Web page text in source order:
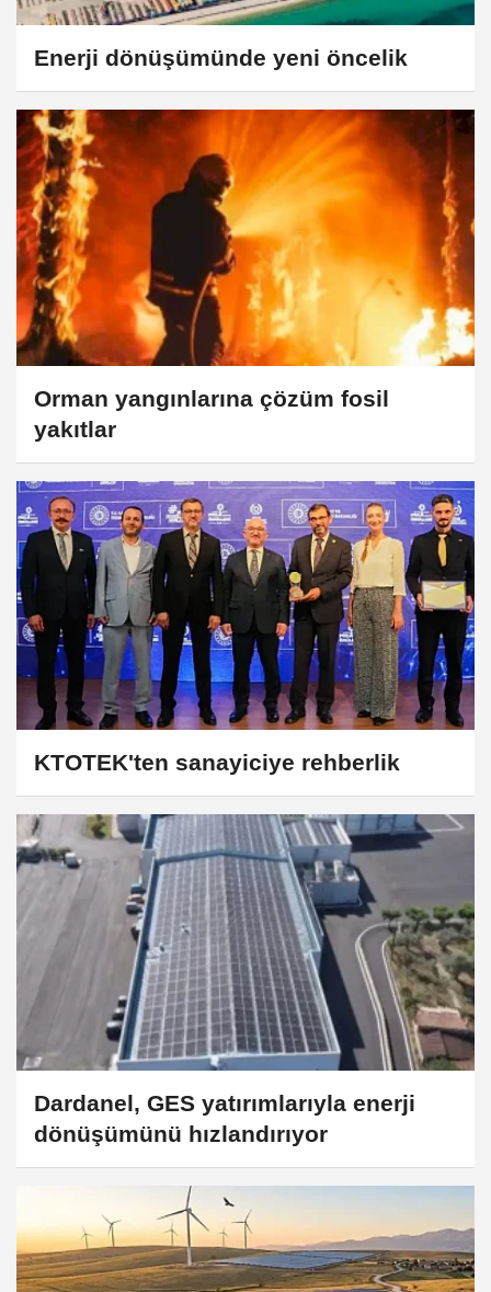
Enerji dönüşümünde yeni öncelik
Orman yangınlarına çözüm fosil
yakıtlar
KTOTEK'ten sanayiciye rehberlik
Dardanel, GES yatırımlarıyla enerji
dönüşümünü hızlandırıyor